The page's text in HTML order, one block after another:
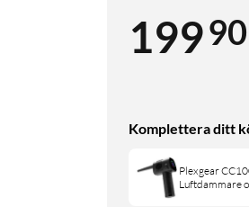
19990
Komplettera ditt
Plexgear
Luftdammare